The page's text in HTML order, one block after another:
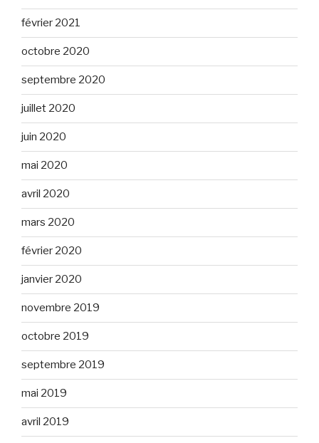
février 2021
octobre 2020
septembre 2020
juillet 2020
juin 2020
mai 2020
avril 2020
mars 2020
février 2020
janvier 2020
novembre 2019
octobre 2019
septembre 2019
mai 2019
avril 2019